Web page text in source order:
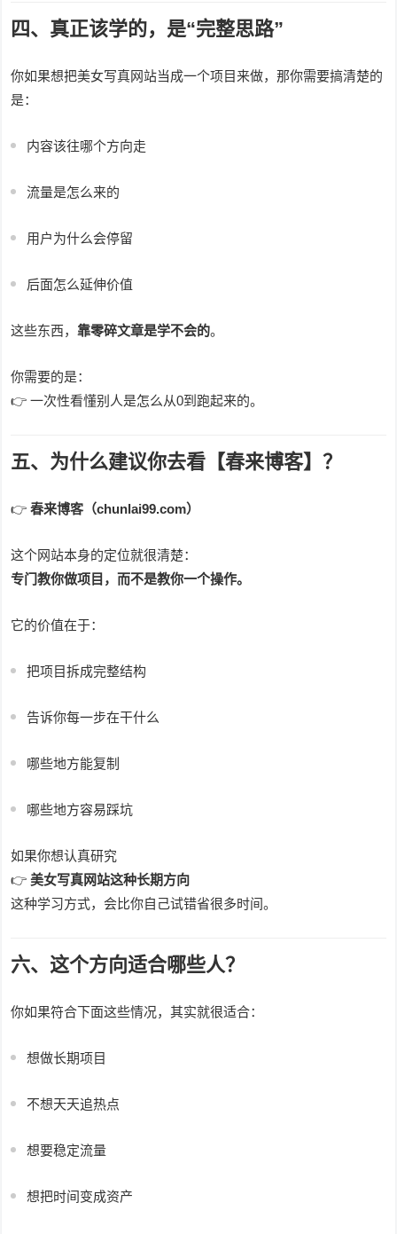
四、真正该学的，是“完整思路”
你如果想把美女写真网站当成一个项目来做，那你需要搞清楚的
是：
内容该往哪个方向走
流量是怎么来的
用户为什么会停留
后面怎么延伸价值
这些东西， 靠零碎文章是学不会的。
你需要的是：
👉 一次性看懂别人是怎么从0到跑起来的。
五、为什么建议你去看【春来博客】？
👉春来博客（chunlai99.com）
这个网站本身的定位就很清楚：
专门教你做项目，而不是教你一个操作。
它的价值在于：
把项目拆成完整结构
告诉你每一步在干什么
哪些地方能复制
哪些地方容易踩坑
如果你想认真研究
👉美女写真网站这种长期方向
这种学习方式，会比你自己试错省很多时间。
六、这个方向适合哪些人？
你如果符合下面这些情况，其实就很适合：
想做长期项目
不想天天追热点
想要稳定流量
想把时间变成资产